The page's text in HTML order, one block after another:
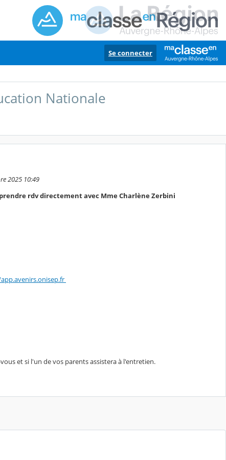
Se connecter
Nationale
2025 10:49
rdv directement avec Mme Charlène Zerbini
et si l'un de vos parents assistera à l'entretien.